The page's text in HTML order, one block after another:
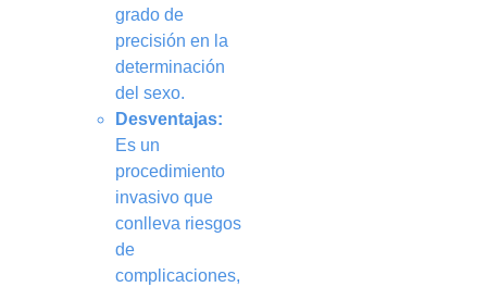
grado de
precisión en la
determinación
del sexo.
Desventajas:
Es un
procedimiento
invasivo que
conlleva riesgos
de
complicaciones,